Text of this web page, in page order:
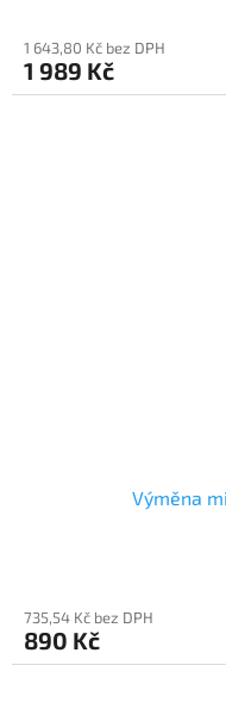
1 643,80 Kč bez DPH
1 989 Kč
Výměna
735,54 Kč bez DPH
890 Kč